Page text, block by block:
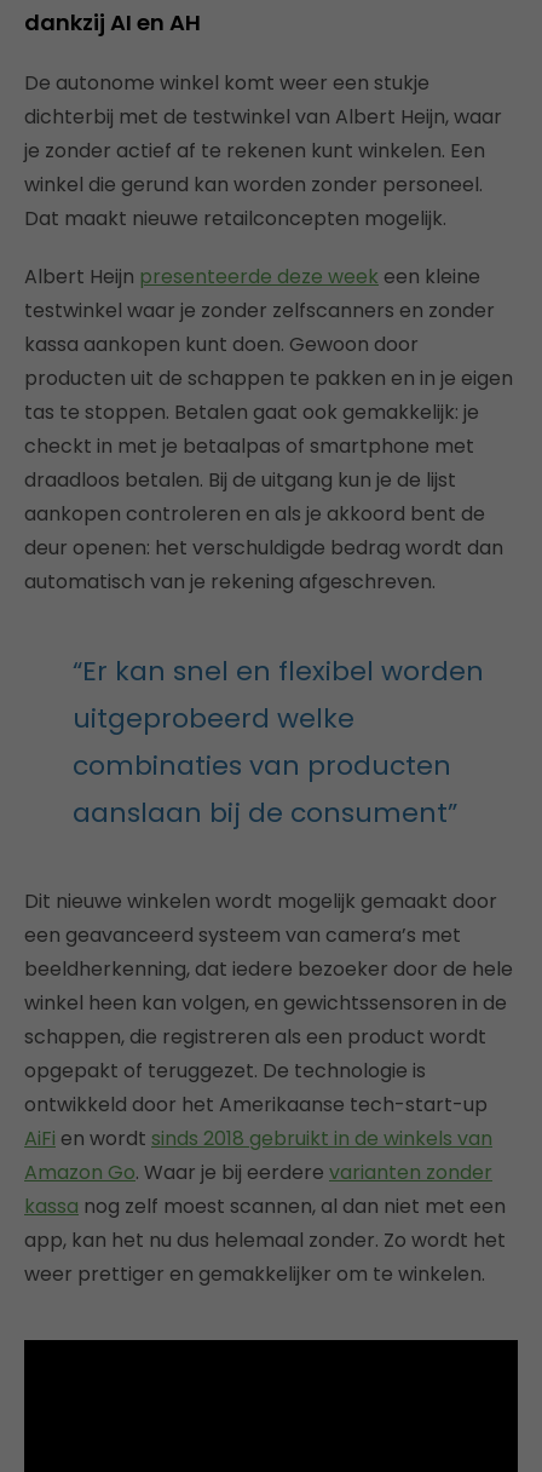
dankzij AI en AH
De autonome winkel komt weer een stukje
dichterbij met de testwinkel van Albert Heijn, waar
je zonder actief af te rekenen kunt winkelen. Een
winkel die gerund kan worden zonder personeel.
Dat maakt nieuwe retailconcepten mogelijk.
Albert Heijn presenteerde deze week een kleine
testwinkel waar je zonder zelfscanners en zonder
kassa aankopen kunt doen. Gewoon door
producten uit de schappen te pakken en in je eigen
tas te stoppen. Betalen gaat ook gemakkelijk: je
checkt in met je betaalpas of smartphone met
draadloos betalen. Bij de uitgang kun je de lijst
aankopen controleren en als je akkoord bent de
deur openen: het verschuldigde bedrag wordt dan
automatisch van je rekening afgeschreven.
“Er kan snel en flexibel worden
uitgeprobeerd welke
combinaties van producten
aanslaan bij de consument”
Dit nieuwe winkelen wordt mogelijk gemaakt door
een geavanceerd systeem van camera’s met
beeldherkenning, dat iedere bezoeker door de hele
winkel heen kan volgen, en gewichtssensoren in de
schappen, die registreren als een product wordt
opgepakt of teruggezet. De technologie is
ontwikkeld door het Amerikaanse tech-start-up
AiFi en wordt sinds 2018 gebruikt in de winkels van
Amazon Go. Waar je bij eerdere varianten zonder
kassa nog zelf moest scannen, al dan niet met een
app, kan het nu dus helemaal zonder. Zo wordt het
weer prettiger en gemakkelijker om te winkelen.